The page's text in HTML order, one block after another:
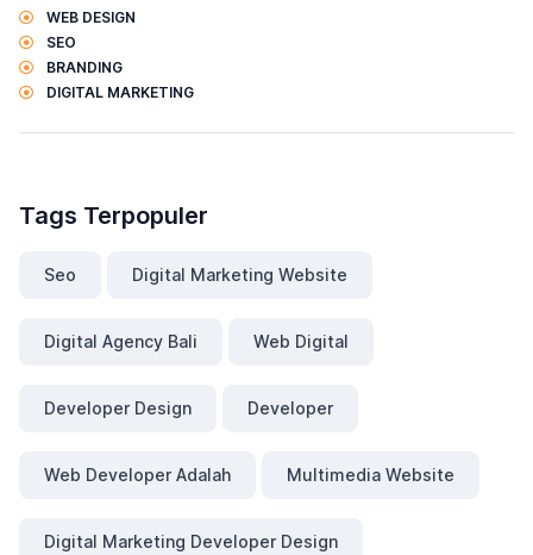
WEB DESIGN
SEO
BRANDING
DIGITAL MARKETING
Tags Terpopuler
Seo Digital Marketing Website
Digital Agency Bali Web Digital
Developer Design Developer
Web Developer Adalah Multimedia Website
Digital Marketing Developer Design